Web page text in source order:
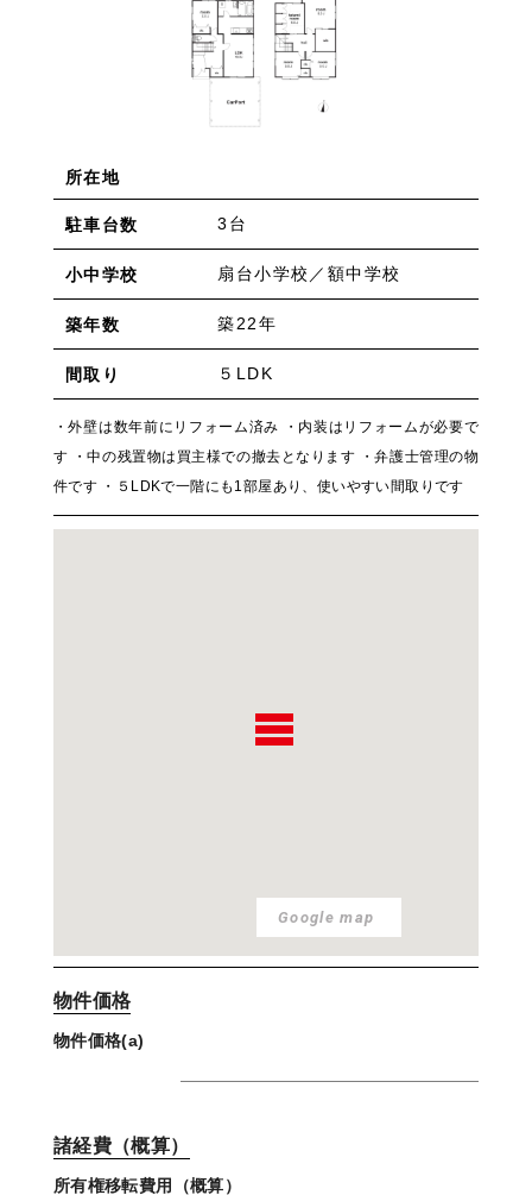
所在地
駐車台数 3台
小中学校 扇台小学校／額中学校
築年数 築22年
間取り ５LDK
・外壁は数年前にリフォーム済み ・内装はリフォームが必要で
す ・中の残置物は買主様での撤去となります ・弁護士管理の物
件です ・５LDKで一階にも1部屋あり、使いやすい間取りです
Google map
物件価格
物件価格(a)
諸経費（概算）
所有権移転費用（概算）